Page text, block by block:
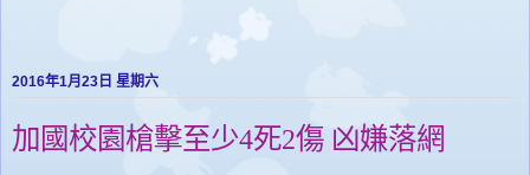
2016年1月23日 星期六
加國校園槍擊至少4死2傷 凶嫌落網